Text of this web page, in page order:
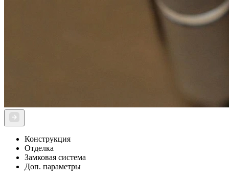
Конструкция
Отделка
Замковая система
Доп. параметры